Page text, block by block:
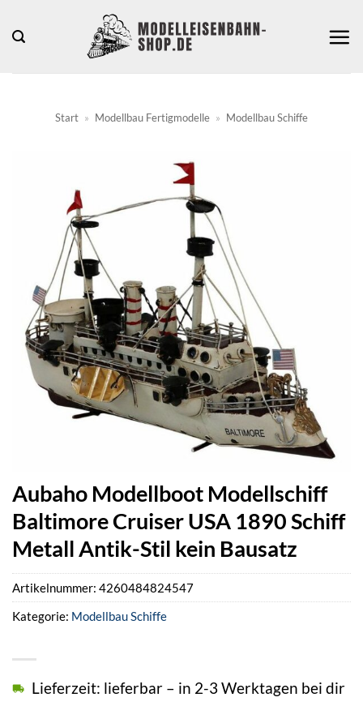
Inhalt
Start » Modellbau Fertigmodelle » Modellbau Schiffe
Aubaho Modellboot Modellschiff
Baltimore Cruiser USA 1890 Schiff
Metall Antik-Stil kein Bausatz
Lieferzeit: lieferbar – in 2-3 Werktagen bei dir
Artikelnummer: 4260484824547
Kategorie: Modellbau Schiffe